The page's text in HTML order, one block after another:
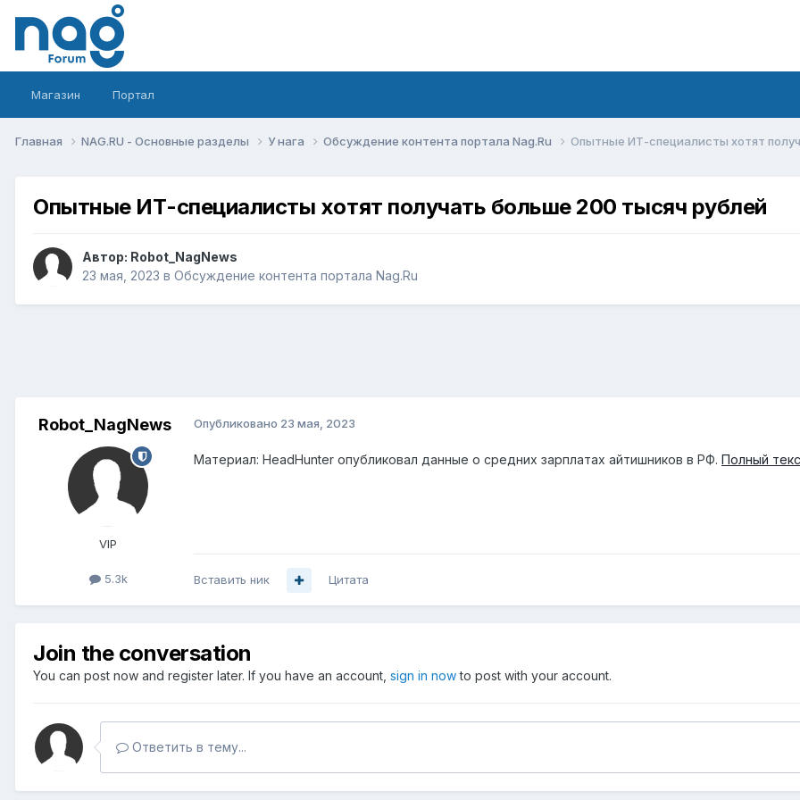
Магазин Портал
Главная NAG.RU - Основные разделы У нага Обсуждение контента портала Nag.Ru Опытные ИТ-специалисты хотят
Опытные ИТ-специалисты хотят получать больше 200 тысяч рублей
Автор: Robot_NagNews
23 мая, 2023 в Обсуждение контента портала Nag.Ru
Robot_NagNews
VIP
5.3k
Опубликовано 23 мая, 2023
Материал: HeadHunter опубликовал данные о средних зарплатах айтишников в РФ. Полный
Вставить ник Цитата
Join the conversation
You can post now and register later. If you have an account, sign in nowto post with your account.
Ответить в тему...